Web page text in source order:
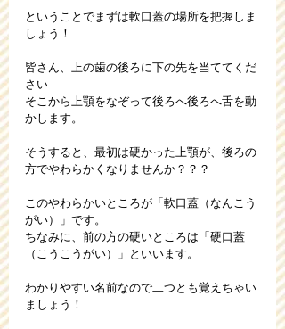
ということでまずは軟口蓋の場所を把握しま
しょう！
皆さん、上の歯の後ろに下の先を当ててくだ
さい
そこから上顎をなぞって後ろへ後ろへ舌を動
かします。
そうすると、最初は硬かった上顎が、後ろの
方でやわらかくなりませんか？？？
このやわらかいところが「軟口蓋（なんこう
がい）」です。
ちなみに、前の方の硬いところは「硬口蓋
（こうこうがい）」といいます。
わかりやすい名前なので二つとも覚えちゃい
ましょう！